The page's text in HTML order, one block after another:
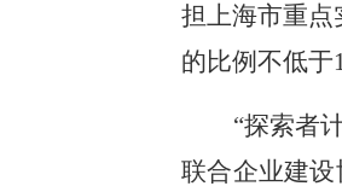
担上海市重
的比例不低于
“探索者
联合企业建